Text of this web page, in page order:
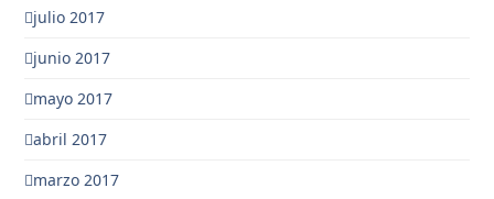
julio 2017
junio 2017
mayo 2017
abril 2017
marzo 2017